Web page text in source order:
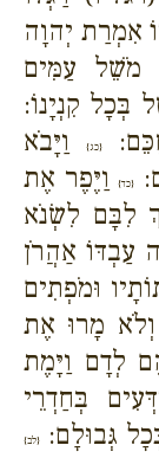
אִמְרַת יְהוָה
מֹשֵׁל עַמִּים
בְּכָל קִנְיָנוֹ:
{כג}וַיָּבֹא
{כד}
וַיֶּפֶר אֶת
לִבָּם לִשְׂנֹא
עַבְדּוֹ אַהֲרֹן
וּמֹפְתִים
מָרוּ אֶת
לְדָם וַיָּמֶת
בְּחַדְרֵי
גְּבוּלָם: {לב}